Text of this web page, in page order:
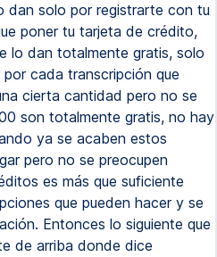
solo por registrarte con tu
poner tu tarjeta de crédito,
lo dan totalmente gratis, solo
cada transcripción que
cierta cantidad pero no se
son totalmente gratis, no hay
ya se acaben estos
pero no se preocupen
es más que suficiente
que pueden hacer y se
Entonces lo siguiente que
de arriba donde dice